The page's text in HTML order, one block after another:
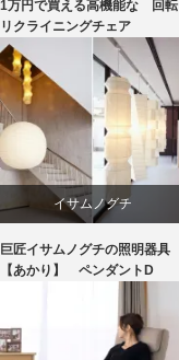
回転椅子
椅子
1万円で買える高機能な 回転
リクライニングチェア
イサムノグチ
照明器具
巨匠イサムノグチの照明器具
【あかり】 ペンダントD